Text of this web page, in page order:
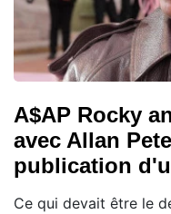
A$AP Rocky
avec Allan
publication
Ce qui devait être le